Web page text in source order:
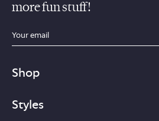
more fun stuff!
sections.footer.email_field_ada_label
Shop
Styles